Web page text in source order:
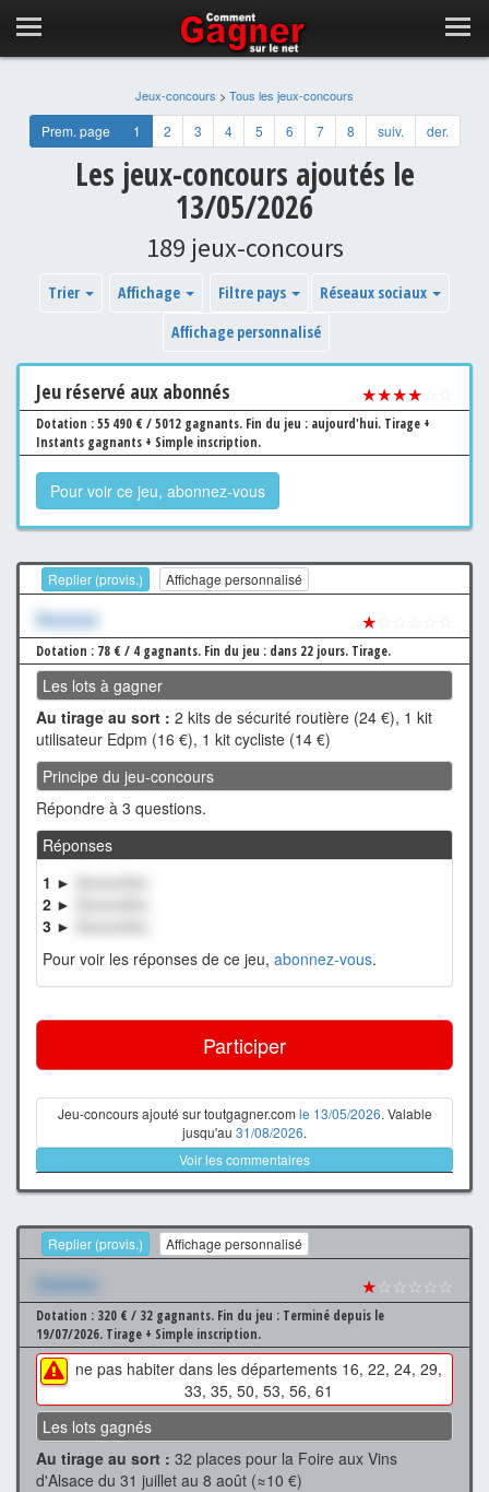
Jeux-concours > Tous les jeux-concours
Prem. page 1 2 3 4 5 6 7 8 suiv. der.
Les jeux-concours ajoutés le
13/05/2026
189 jeux-concours
Trier Affichage Filtre pays
Réseaux sociaux
Affichage personnalisé
Jeu réservé aux abonnés ★★★★
Dotation : 55 490 € / 5012 gagnants. Fin du jeu : aujourd'hui. Tirage +
Instants gagnants + Simple inscription.
Pour voir ce jeu, abonnez-vous
Replier (provis.) Affichage personnalisé
Xxxxxxx ★
Dotation : 78 € / 4 gagnants. Fin du jeu : dans 22 jours. Tirage.
Les lots à gagner
Au tirage au sort : 2 kits de sécurité routière (24 €), 1 kit
utilisateur Edpm (16 €), 1 kit cycliste (14 €)
Principe du jeu-concours
Répondre à 3 questions.
Réponses
1 ►
2 ►
3 ►
Pour voir les réponses de ce jeu, abonnez-vous.
Participer
Jeu-concours ajouté sur toutgagner.com le 13/05/2026. Valable
jusqu'au 31/08/2026.
Voir les commentaires
Replier (provis.) Affichage personnalisé
Xxxxxxx ★☆☆☆☆☆
Dotation : 320 € / 32 gagnants. Fin du jeu : Terminé depuis le
19/07/2026. Tirage + Simple inscription.
ne pas habiter dans les départements 16, 22, 24, 29,
33, 35, 50, 53, 56, 61
Les lots gagnés
Au tirage au sort : 32 places pour la Foire aux Vins
d'Alsace du 31 juillet au 8 août (≈10 €)